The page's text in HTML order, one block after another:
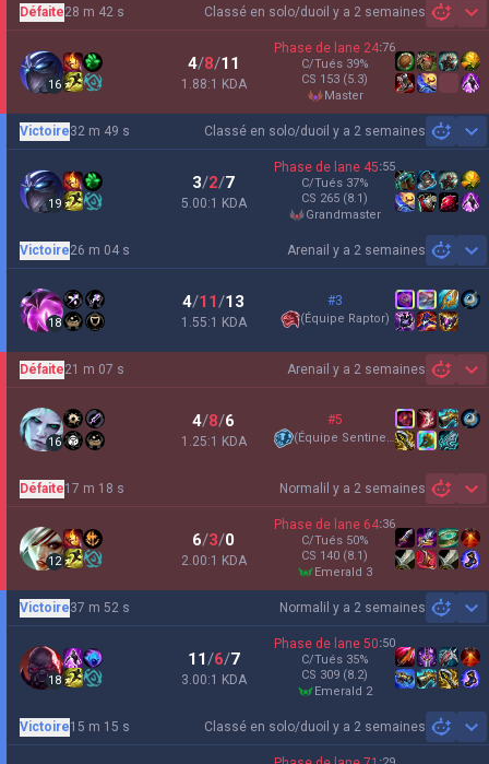
Classé en solo/duoil y a 2 semaines
Défaite28 m 42 s
16
4/8/11
1.88:1 KDA
Phase de lane 24:76
C/Tués 39%
CS 153 (5.3)
master
Classé en solo/duoil y a 2 semaines
Victoire32 m 49 s
19
3/2/7
5.00:1 KDA
Phase de lane 45:55
C/Tués 37%
CS 265 (8.1)
grandmaster
Arenail y a 2 semaines
Victoire26 m 04 s
18
4/11/13
1.55:1 KDA
#3
(Équipe Raptor)
Arenail y a 2 semaines
Défaite21 m 07 s
16
4/8/6
1.25:1 KDA
#5
(Équipe Sentinels )
Normal il y a 2 semaines
Défaite17 m 18 s
12
6/3/0
2.00:1 KDA
Phase de lane 64:36
C/Tués 50%
CS 140 (8.1)
emerald 3
Normal il y a 2 semaines
Victoire37 m 52 s
18
11/6/7
3.00:1 KDA
Phase de lane 50:50
C/Tués 35%
CS 309 (8.2)
emerald 2
Classé en solo/duoil y a 2 semaines
Victoire15 m 15 s